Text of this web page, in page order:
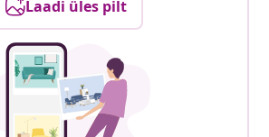
Laadi üles pilt